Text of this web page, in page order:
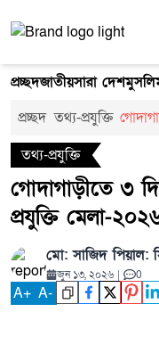
প্রচ্ছদজাতীয়সারা দেশ
প্রচ্ছদ তথ্য-প্রযুক্তি
তথ্য-প্রযুক্তি
গোদাগাড়ীতে ৩
প্রযুক্তি মেলা-
মো: সাজিদ পিয়াল:
জুন ১৩, ২০২৬ | 0
A+ A-